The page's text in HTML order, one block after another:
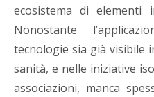
ecosistema di elementi
Nonostante
tecnologie sia già visibile
sanità, e nelle iniziative
associazioni, manca